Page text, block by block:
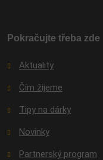
odeslat.
Pokračujte třeba zde
Aktuality
Čím žijeme
Tipy na dárky
Novinky
Partnerský program